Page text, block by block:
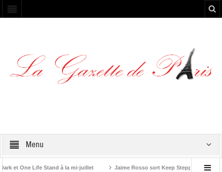
Menu
et One Life Stand à la mi-juillet Jaime Rosso sort Keep Stepping, son